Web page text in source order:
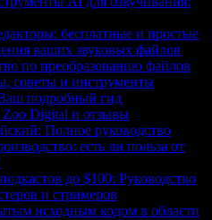
бесплатные и простые
ваших звуковых файлов
по преобразованию файлов
советы и инструменты
подробный гид
Zoo Digital и отзывы
Полное руководство
есть ли польза от
до $100: Руководство
и стримеров
исходным кодом в области